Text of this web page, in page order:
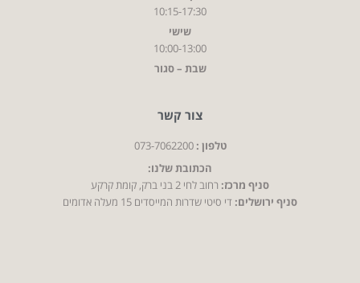
10:15-17:30
שישי
10:00-13:00
שבת – סגור
צור קשר
טלפון : 073-7062200
הכתובת שלנו:
סניף מרכז:רחוב לחי 2 בני ברק, קומת קרקע
סניף ירושלים:די סיטי שדרות המייסדים 15 מעלה אדומים